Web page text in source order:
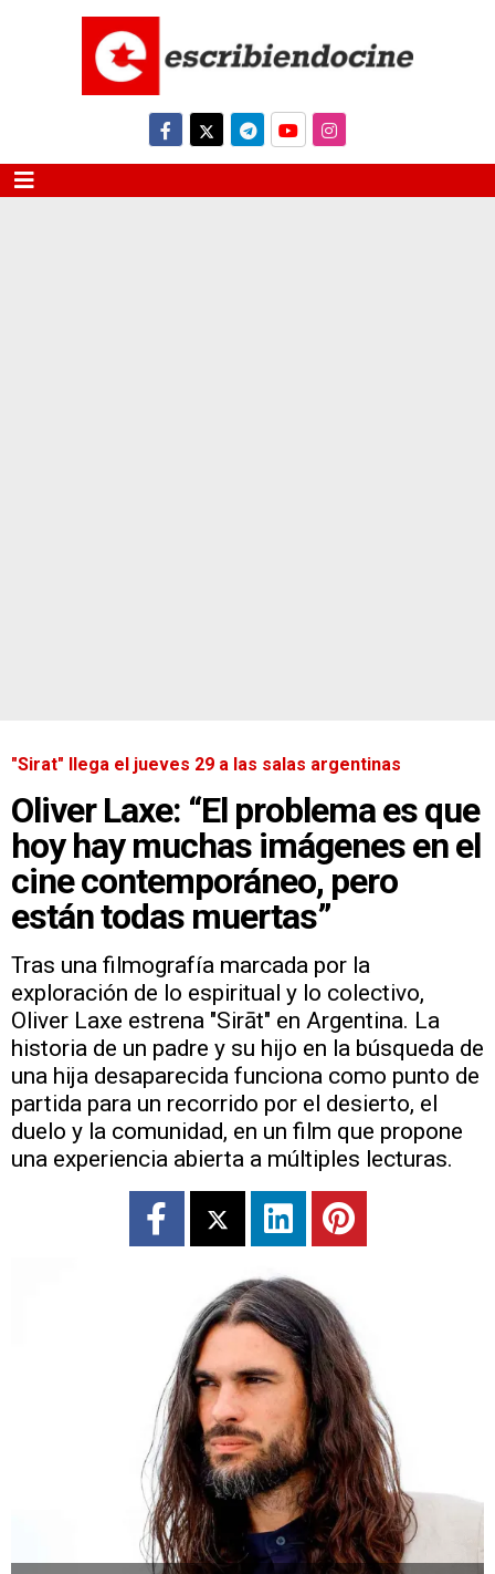
"Sirat" llega el jueves 29 a las salas argentinas
Oliver Laxe: “El problema es que
hoy hay muchas imágenes en el
cine contemporáneo, pero
están todas muertas”
Tras una filmografía marcada por la
exploración de lo espiritual y lo colectivo,
Oliver Laxe estrena "Sirāt" en Argentina. La
historia de un padre y su hijo en la búsqueda de
una hija desaparecida funciona como punto de
partida para un recorrido por el desierto, el
duelo y la comunidad, en un film que propone
una experiencia abierta a múltiples lecturas.